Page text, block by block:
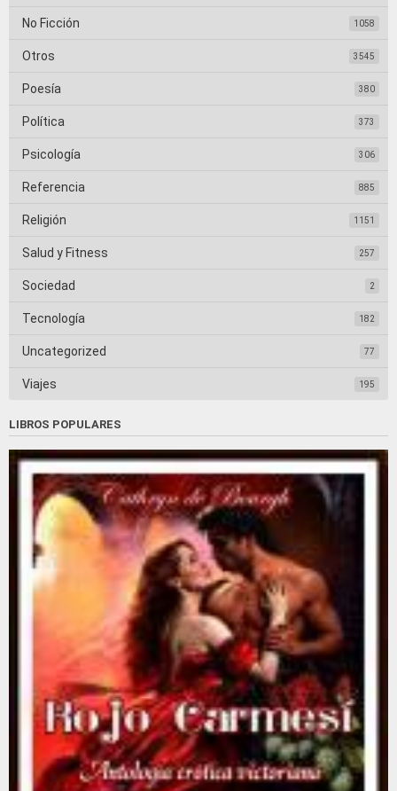
No Ficción 1058
Otros 3545
Poesía 380
Política 373
Psicología 306
Referencia 885
Religión 1151
Salud y Fitness 257
Sociedad 2
Tecnología 182
Uncategorized 77
Viajes 195
LIBROS POPULARES